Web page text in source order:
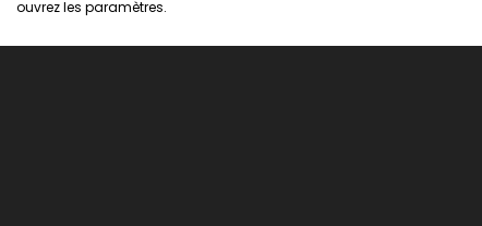
A Propos
Créées à l'aube du XXIème siècle,
ouvrez les paramètres.